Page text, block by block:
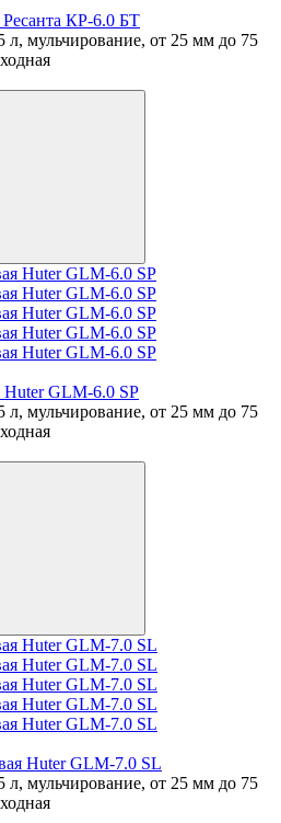
Ресанта КР-6.0 БТ
л, мульчирование, от 25 мм до 75
Huter GLM-6.0 SP
л, мульчирование, от 25 мм до 75
Huter GLM-7.0 SL
л, мульчирование, от 25 мм до 75